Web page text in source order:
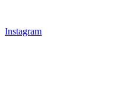
Instagram